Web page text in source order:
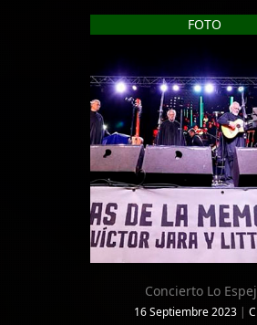
FOTO
Concierto Lo
16 Septiembre 2023 |